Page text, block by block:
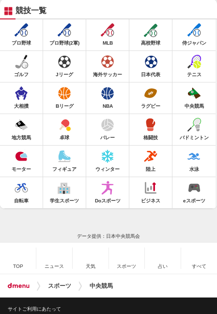
競技一覧
プロ野球 プロ野球(2軍) MLB 高校野球 侍ジャパン
ゴルフ Jリーグ 海外サッカー 日本代表 テニス
大相撲 Bリーグ NBA ラグビー 中央競馬
地方競馬 卓球 バレー 格闘技 バドミントン
モーター フィギュア ウィンター 陸上 水泳
自転車 学生スポーツ Doスポーツ ビジネス eスポーツ
データ提供：日本中央競馬会
TOP ニュース 天気 スポーツ 占い すべて
スポーツ 中央競馬
サイトご利用にあたって